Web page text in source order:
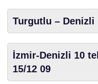
Turgutlu – Denizli
İzmir-Denizli 10
15/12 09